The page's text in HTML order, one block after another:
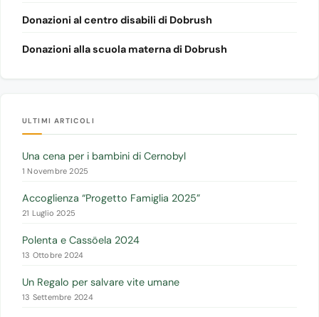
Donazioni al centro disabili di Dobrush
Donazioni alla scuola materna di Dobrush
ULTIMI ARTICOLI
Una cena per i bambini di Cernobyl
1 Novembre 2025
Accoglienza “Progetto Famiglia 2025”
21 Luglio 2025
Polenta e Cassöela 2024
13 Ottobre 2024
Un Regalo per salvare vite umane
13 Settembre 2024